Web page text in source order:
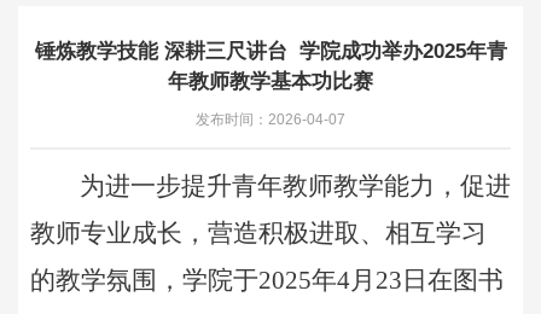
锤炼教学技能 深耕三尺讲台 学院成功举办2025年青
年教师教学基本功比赛
发布时间：2026-04-07
为进一步提升青年教师教学能力，促进
教师专业成长，营造积极进取、相互学习
的教学氛围，学院于2025年4月23日在图书